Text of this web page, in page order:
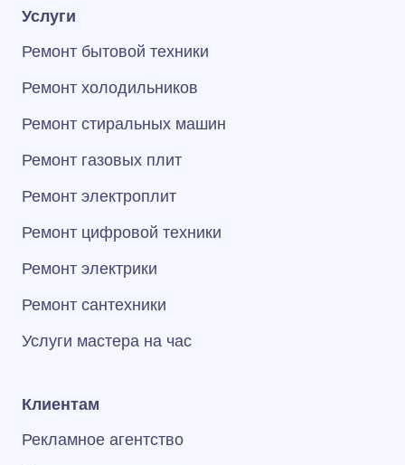
Услуги
Ремонт бытовой техники
Ремонт холодильников
Ремонт стиральных машин
Ремонт газовых плит
Ремонт электроплит
Ремонт цифровой техники
Ремонт электрики
Ремонт сантехники
Услуги мастера на час
Клиентам
Рекламное агентство